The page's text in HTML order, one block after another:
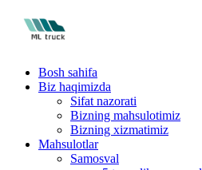
Bosh sahifa
Biz haqimizda
Sifat nazorati
Bizning mahsulotimiz
Bizning xizmatimiz
Mahsulotlar
Samosval